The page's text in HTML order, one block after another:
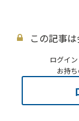
この記事
ログイ
お持